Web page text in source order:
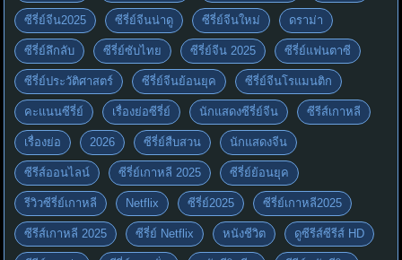
ซีรี่ย์จีน2025 ซีรี่ย์จีนน่าดู ซีรี่ย์จีนใหม่ ดราม่า
ซีรี่ย์ลึกลับ ซีรี่ย์ซับไทย ซีรี่ย์จีน 2025 ซีรี่ย์แฟนตาซี
ซีรี่ย์ประวัติศาสตร์ ซีรี่ย์จีนย้อนยุค ซีรี่ย์จีนโรแมนติก
คะแนนซีรี่ย์ เรื่องย่อซีรี่ย์ นักแสดงซีรี่ย์จีน ซีรีส์เกาหลี
เรื่องย่อ 2026 ซีรี่ย์สืบสวน นักแสดงจีน
ซีรีส์ออนไลน์ ซีรี่ย์เกาหลี 2025 ซีรี่ย์ย้อนยุค
รีวิวซีรี่ย์เกาหลี Netflix ซีรี่ย์2025 ซีรี่ย์เกาหลี2025
ซีรีส์เกาหลี 2025 ซีรี่ย์ Netflix หนังชีวิต ดูซีรีส์ซีรีส์ HD